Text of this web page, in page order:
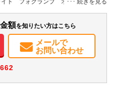
情報
ト フォグランプ オートエアコ
ＭＴ
額を知りたい方はこちら
メールで
お問い合わせ